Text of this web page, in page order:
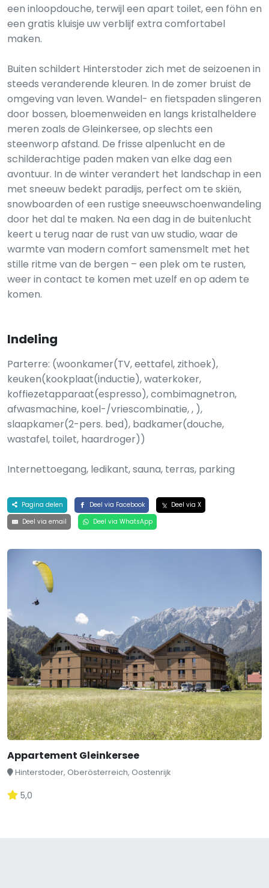
een inloopdouche, terwijl een apart toilet, een föhn en
een gratis kluisje uw verblijf extra comfortabel
maken.
Buiten schildert Hinterstoder zich met de seizoenen in
steeds veranderende kleuren. In de zomer bruist de
omgeving van leven. Wandel- en fietspaden slingeren
door bossen, bloemenweiden en langs kristalheldere
meren zoals de Gleinkersee, op slechts een
steenworp afstand. De frisse alpenlucht en de
schilderachtige paden maken van elke dag een
avontuur. In de winter verandert het landschap in een
met sneeuw bedekt paradijs, perfect om te skiën,
snowboarden of een rustige sneeuwschoenwandeling
door het dal te maken. Na een dag in de buitenlucht
keert u terug naar de rust van uw studio, waar de
warmte van modern comfort samensmelt met het
stille ritme van de bergen – een plek om te rusten,
weer in contact te komen met uzelf en op adem te
komen.
Indeling
Parterre: (woonkamer(TV, eettafel, zithoek),
keuken(kookplaat(inductie), waterkoker,
koffiezetapparaat(espresso), combimagnetron,
afwasmachine, koel-/vriescombinatie, , ),
slaapkamer(2-pers. bed), badkamer(douche,
wastafel, toilet, haardroger))
Internettoegang, ledikant, sauna, terras, parking
Pagina delen Deel via Facebook
Deel via X
Deel via email
Deel via WhatsApp
Appartement Gleinkersee
Hinterstoder, Oberösterreich, Oostenrijk
5,0